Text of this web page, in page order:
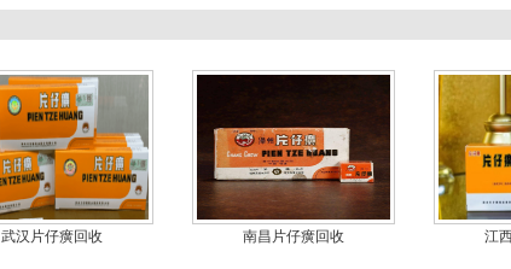
武汉片仔癀回收 南昌片仔癀回收 江